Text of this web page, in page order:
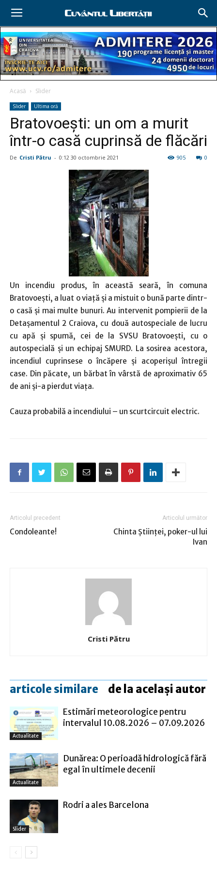
Acasă Slider
Slider Ultima oră
Bratovoești: un om a murit
într-o casă cuprinsă de flăcări
De Cristi Pătru - 0:12 30 octombrie 2021 0
905
Un incendiu produs, în această seară, în comuna
Bratovoești, a luat o viață și a mistuit o bună parte dintr-
o casă și mai multe bunuri. Au intervenit pompierii de la
Detașamentul 2 Craiova, cu două autospeciale de lucru
cu apă și spumă, cei de la SVSU Bratovoești, cu o
autospecială și un echipaj SMURD. La sosirea acestora,
incendiul cuprinsese o încăpere și acoperișul întregii
case. Din păcate, un bărbat în vârstă de aproximativ 65
de ani și-a pierdut viața.
Cauza probabilă a incendiului – un scurtcircuit electric.
Articolul precedent
Condoleante!
Articolul următor
Chinta Ştiinţei, poker-ul lui
Ivan
Cristi Pătru
articole similare de la același autor
Actualitate
Estimări meteorologice pentru
intervalul 10.08.2026 – 07.09.2026
Actualitate
Dunărea: O perioadă hidrologică fără
egal în ultimele decenii
Slider
Rodri a ales Barcelona